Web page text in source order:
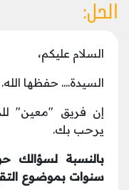
الحل:
السلام عليكم،
السيدة.... حفظها الله.
إن فريق "معين"
يرحب بك.
سنوات بموضوع